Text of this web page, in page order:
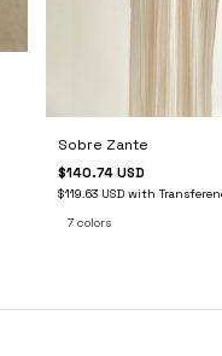
Sobre Zante
$140.74 USD
$119.63 USD with
7 colors